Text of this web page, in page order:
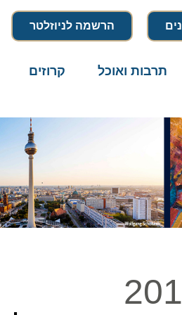
הרשמה לניוזלטר
תרבות ואוכל קרוזים